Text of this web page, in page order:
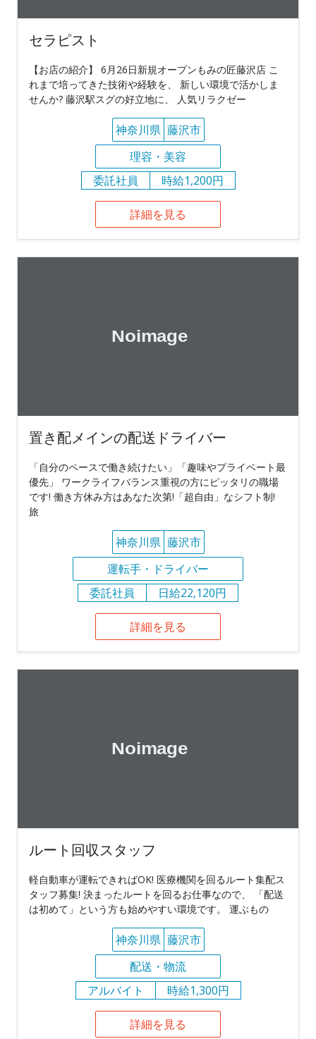
セラピスト
【お店の紹介】 6月26日新規オープンもみの匠藤沢店 こ
れまで培ってきた技術や経験を、 新しい環境で活かしま
せんか? 藤沢駅スグの好立地に、 人気リラクゼー
神奈川県 藤沢市
理容・美容
委託社員
時給1,200円
詳細を見る
置き配メインの配送ドライバー
「自分のペースで働き続けたい」「趣味やプライベート最
優先」 ワークライフバランス重視の方にピッタリの職場
です! 働き方休み方はあなた次第!「超自由」なシフト制!
旅
神奈川県 藤沢市
運転手・ドライバー
委託社員
日給22,120円
詳細を見る
ルート回収スタッフ
軽自動車が運転できればOK! 医療機関を回るルート集配ス
タッフ募集! 決まったルートを回るお仕事なので、 「配送
は初めて」という方も始めやすい環境です。 運ぶもの
神奈川県 藤沢市
配送・物流
アルバイト
時給1,300円
詳細を見る